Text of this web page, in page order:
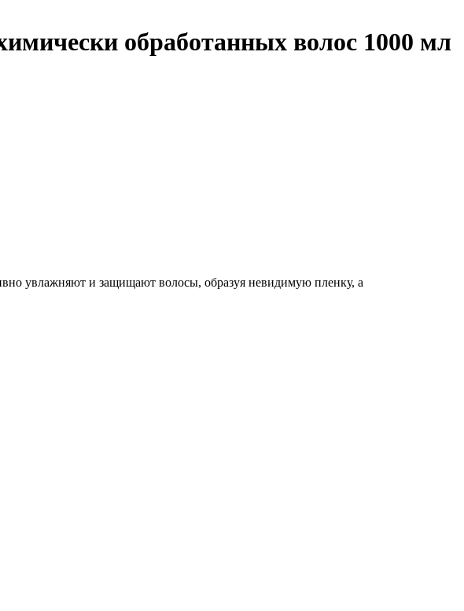
обработанных волос 1000 мл
увлажняют и защищают волосы, образуя невидимую пленку, а